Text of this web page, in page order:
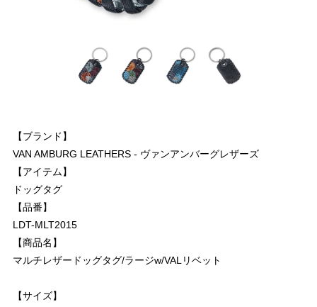
【ブランド】
VAN AMBURG LEATHERS - ヴァンアンバーグレザーズ
【アイテム】
ドッグタグ
【品番】
LDT-MLT2015
【商品名】
マルチレザードッグタグ/ラージw/VALリベット
【サイズ】